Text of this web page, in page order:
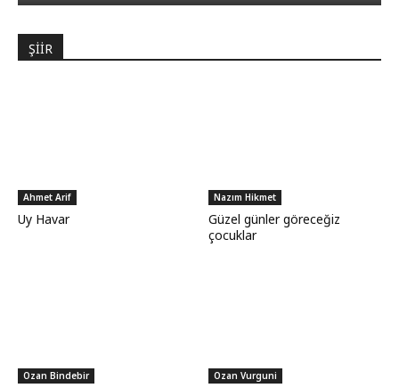
ŞİİR
Ahmet Arif
Uy Havar
Nazım Hikmet
Güzel günler göreceğiz
çocuklar
Ozan Bindebir Ozan Vurguni